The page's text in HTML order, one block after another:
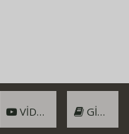
VIDEO GIRIŞ